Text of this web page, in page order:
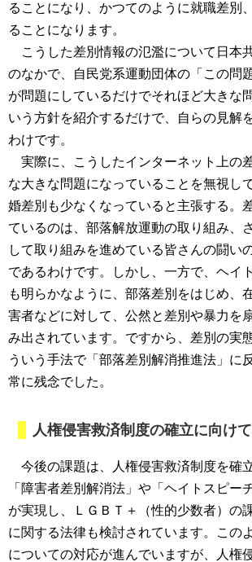
ることになり、かつてのように就職差別
ることになります。
こうした差別情報の氾濫について日本
のなかで、自民党系運動団体の「この問
が問題にしているだけでそれほど大きな
いう方針を紹介するだけで、自らの見解
わけです。
実際に、こうしたインターネット上の
な大きな問題になっていることを無視し
婚差別も少なくなっていると主張する。
ているのは、部落解放運動の取り組み、
して取り組みを進めている皆さんの闘い
であるわけです。しかし、一方で、ヘイ
も明らかなように、部落差別をはじめ、
害者などに対して、公然と差別や暴力を
み出されています。ですから、差別の実
ういう手法で「部落差別解消推進法」に
常に残念でした。
人権侵害救済制度の確立に向けて
今後の課題は、人権侵害救済制度を確
「障害者差別解消法」や「ヘイトスピー
が実現し、ＬＧＢＴ＋（性的少数者）の
に関する法律も検討されています。この
についての対応が進んでいますが、人権